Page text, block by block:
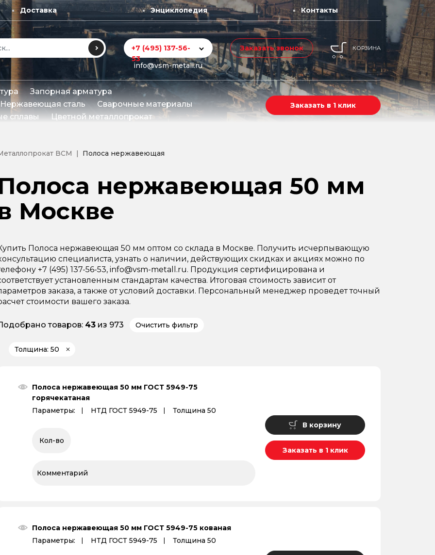
Доставка Энциклопедия Контакты
+7 (495) 137-56-
53
info@vsm-metall.ru
Заказать звонок КОРЗИНА
Запорная арматура
Нержавеющая сталь
Сварочные материалы
сплавы Цветной металлопрокат
Заказать в 1 клик
ВСМ Полоса нержавеющая
нержавеющая 50 мм
Москве
Полоса нержавеющая 50 мм оптом со склада в Москве. Получить исчерпывающую
специалиста, узнать о наличии, действующих скидках и акциях можно по
+7 (495) 137-56-53, info@vsm-metall.ru. Продукция сертифицирована и
установленным стандартам качества. Итоговая стоимость зависит от
заказа, а также от условий доставки. Персональный менеджер проведет точный
стоимости вашего заказа.
товаров: 43 из 973 Очистить фильтр
Толщина: 50
Полоса нержавеющая 50 мм ГОСТ 5949-75
горячекатаная
Параметры:
НТД ГОСТ 5949-75
Толщина 50
В корзину
Заказать в 1 клик
Полоса нержавеющая 50 мм ГОСТ 5949-75 кованая
Параметры:
НТД ГОСТ 5949-75 Толщина 50